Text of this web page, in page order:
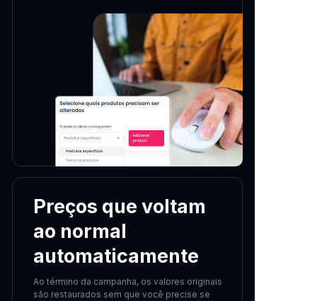
Ao término da campanha, os valores originais
são restaurados sem que você precise se
Preços que voltam
ao normal
automaticamente